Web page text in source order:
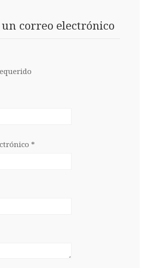
correo electrónico
*